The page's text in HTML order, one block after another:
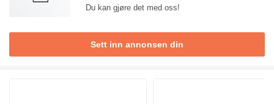
Du kan gjøre det med oss!
Sett inn annonsen din